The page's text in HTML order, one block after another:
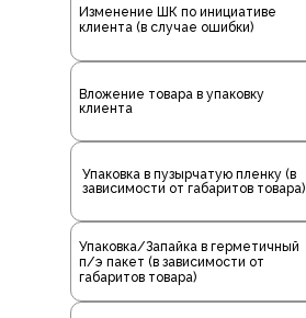
Изменение ШК по инициативе
клиента (в случае ошибки)
Вложение товара в упаковку
клиента
Упаковка в пузырчатую пленку (в
зависимости от габаритов товара)
Упаковка/Запайка в герметичный
п/э пакет (в зависимости от
габаритов товара)